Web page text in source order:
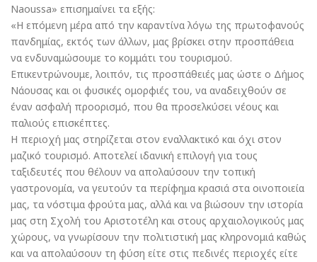
Naoussa» επισημαίνει τα εξής:
«Η επόμενη μέρα από την καραντίνα λόγω της πρωτοφανούς
πανδημίας, εκτός των άλλων, μας βρίσκει στην προσπάθεια
να ενδυναμώσουμε το κομμάτι του τουρισμού.
Επικεντρώνουμε, λοιπόν, τις προσπάθειές μας ώστε ο Δήμος
Νάουσας και οι φυσικές ομορφιές του, να αναδειχθούν σε
έναν ασφαλή προορισμό, που θα προσελκύσει νέους και
παλιούς επισκέπτες.
Η περιοχή μας στηρίζεται στον εναλλακτικό και όχι στον
μαζικό τουρισμό. Αποτελεί ιδανική επιλογή για τους
ταξιδευτές που θέλουν να απολαύσουν την τοπική
γαστρονομία, να γευτούν τα περίφημα κρασιά στα οινοποιεία
μας, τα νόστιμα φρούτα μας, αλλά και να βιώσουν την ιστορία
μας στη Σχολή του Αριστοτέλη και στους αρχαιολογικούς μας
χώρους, να γνωρίσουν την πολιτιστική μας κληρονομιά καθώς
και να απολαύσουν τη φύση είτε στις πεδινές περιοχές είτε